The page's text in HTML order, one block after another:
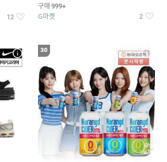
12
구매 999+
G마켓 2
30